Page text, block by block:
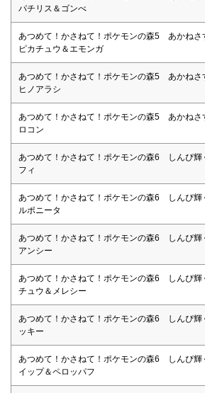
パチリス＆ゴンべ
あつめて！かさねて！ポケモンの森5 あかねさ
ピカチュウ＆エモンガ
あつめて！かさねて！ポケモンの森5 あかねさ
ヒノアラシ
あつめて！かさねて！ポケモンの森5 あかねさ
ロコン
あつめて！かさねて！ポケモンの森6 しんぴ輝
フィ
あつめて！かさねて！ポケモンの森6 しんぴ輝
ルポニータ
あつめて！かさねて！ポケモンの森6 しんぴ輝
アンシー
あつめて！かさねて！ポケモンの森6 しんぴ輝
チュウ＆メレシー
あつめて！かさねて！ポケモンの森6 しんぴ輝
ッキー
あつめて！かさねて！ポケモンの森6 しんぴ輝
イップ＆ペロッパフ